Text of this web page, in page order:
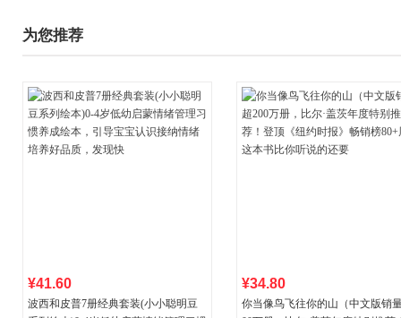
为您推荐
¥41.60
波西和皮普7册经典套装(小小聪明豆
¥34.80
你当像鸟飞往你的山（中文版销